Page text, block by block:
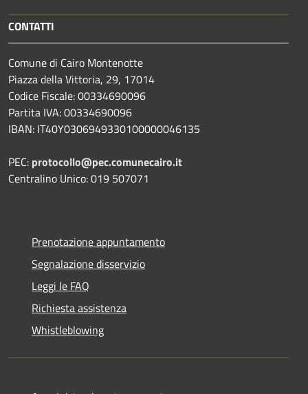
CONTATTI
Comune di Cairo Montenotte
Piazza della Vittoria, 29, 17014
Codice Fiscale: 00334690096
Partita IVA: 00334690096
IBAN: IT40Y0306949330100000046135
PEC: protocollo@pec.comunecairo.it
Centralino Unico: 019 507071
Prenotazione appuntamento
Segnalazione disservizio
Leggi le FAQ
Richiesta assistenza
Whistleblowing